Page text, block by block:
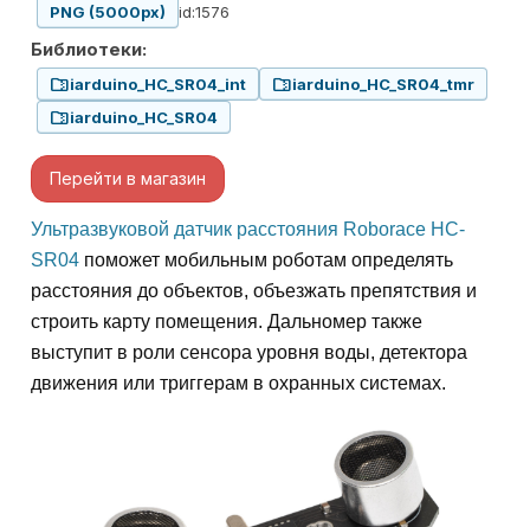
PNG (5000px)
id:1576
Библиотеки:
folder_zipiarduino_HC_SR04_int folder_zipiarduino_HC_SR04_tmr
folder_zipiarduino_HC_SR04
Перейти в магазин
Ультразвуковой датчик расстояния Roborace HC-
SR04 поможет мобильным роботам определять
расстояния до объектов, объезжать препятствия и
строить карту помещения. Дальномер также
выступит в роли сенсора уровня воды, детектора
движения или триггерам в охранных системах.